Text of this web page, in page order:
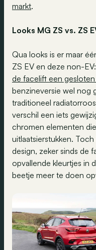
markt.
Looks MG ZS vs. ZS
Qua looks is er maar
ZS EV en deze non-
de facelift een
benzineversie wel nog
traditioneel
verschil een iets
chromen elementen
uitlaatsierstukken.
design, zeker sinds de
opvallende kleurtjes in
beetje meer te doen